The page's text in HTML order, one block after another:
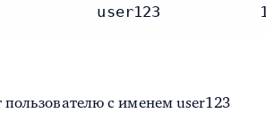
user123
с именем user123